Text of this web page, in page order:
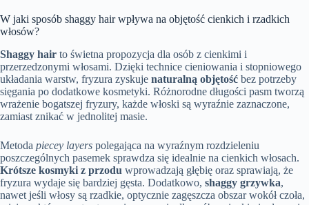
W jaki sposób shaggy hair wpływa na objętość cienkich i rzadkich
włosów?
Shaggy hair to świetna propozycja dla osób z cienkimi i
przerzedzonymi włosami. Dzięki technice cieniowania i stopniowego
układania warstw, fryzura zyskuje naturalną objętość bez potrzeby
sięgania po dodatkowe kosmetyki. Różnorodne długości pasm tworzą
wrażenie bogatszej fryzury, każde włoski są wyraźnie zaznaczone,
zamiast znikać w jednolitej masie.
Metoda piecey layers polegająca na wyraźnym rozdzieleniu
poszczególnych pasemek sprawdza się idealnie na cienkich włosach.
Krótsze kosmyki z przodu wprowadzają głębię oraz sprawiają, że
fryzura wydaje się bardziej gęsta. Dodatkowo, shaggy grzywka,
nawet jeśli włosy są rzadkie, optycznie zagęszcza obszar wokół czoła,